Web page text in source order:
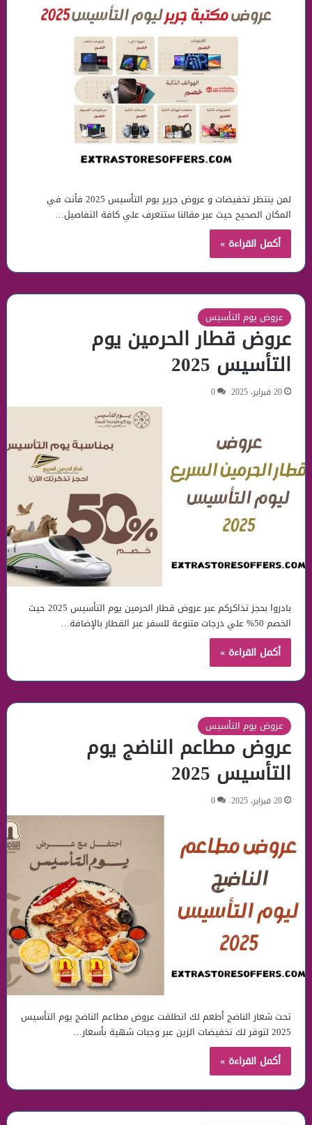
لمن ينتظر تخفيضات و عروض جرير يوم التأسيس 2025 فأنت في
المكان الصحيح حيث عبر مقالنا ستتعرف علي كافة التفاصيل…
أكمل القراءة »
عروض يوم التأسيس
عروض قطار الحرمين يوم
التأسيس 2025
20 فبراير، 2025 0
بادروا بحجز تذاكركم عبر عروض قطار الحرمين يوم التأسيس 2025 حيث
الخصم 50% علي درجات متنوعة للسفر عبر القطار بالإضافة…
أكمل القراءة »
عروض يوم التأسيس
عروض مطاعم الناضج يوم
التأسيس 2025
20 فبراير، 2025 0
تحت شعار الناضج أطعم لك انطلقت عروض مطاعم الناضج يوم التأسيس
2025 لتوفر لك تخفيضات الزين عبر وجبات شهية بأسعار…
أكمل القراءة »